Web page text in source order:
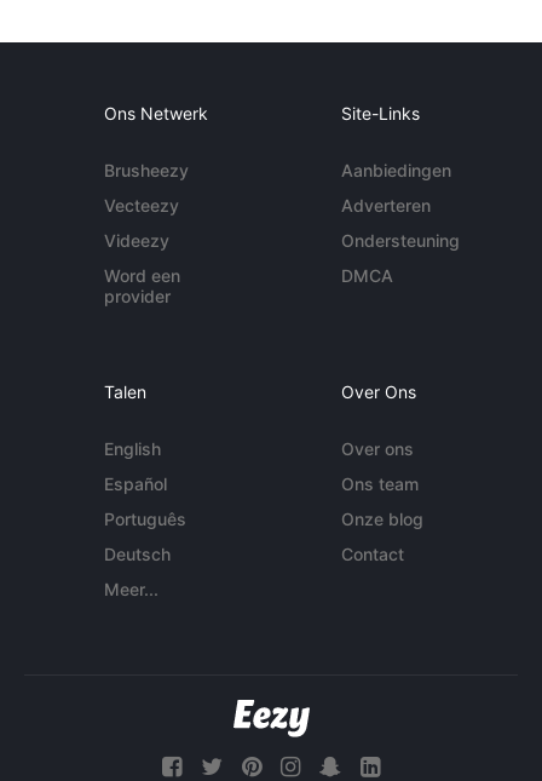
Ons Netwerk
Brusheezy
Vecteezy
Videezy
Word een
provider
Site-Links
Aanbiedingen
Adverteren
Ondersteuning
DMCA
Talen
English
Español
Português
Deutsch
Meer...
Over Ons
Over ons
Ons team
Onze blog
Contact